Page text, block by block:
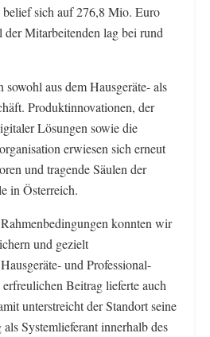
belief sich auf 276,8 Mio. Euro
Mitarbeitenden lag bei rund
sowohl aus dem Hausgeräte- als
Produktinnovationen, der
Lösungen sowie die
erwiesen sich erneut
und tragende Säulen der
in Österreich.
konnten wir
und gezielt
und Professional-
Beitrag lieferte auch
unterstreicht der Standort seine
Systemlieferant innerhalb des